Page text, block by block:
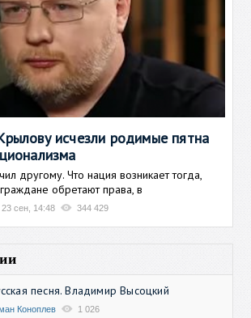
исчезли родимые пятна
другому. Что нация возникает тогда,
обретают права, в
23 сен, 14:48 344 429
песня. Владимир Высоцкий
Коноплев 1 026